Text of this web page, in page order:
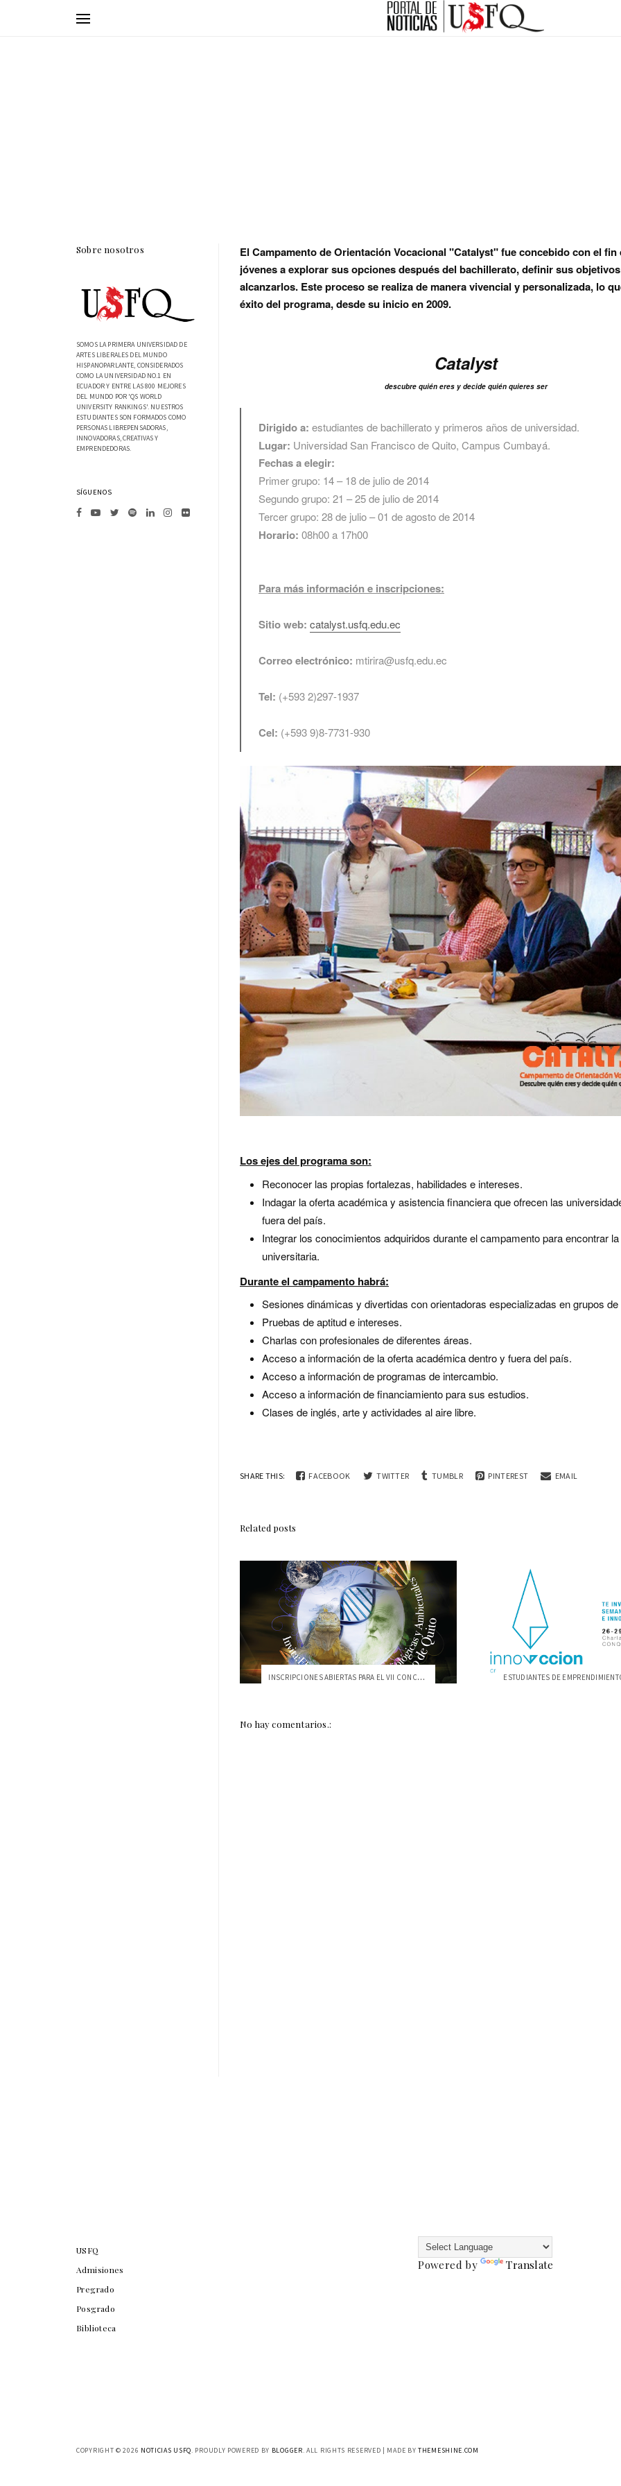
El Campamento de Orientación Vocacional "Catalyst" fue concebido con el fin
jóvenes a explorar sus opciones después del bachillerato, definir sus
alcanzarlos. Este proceso se realiza de manera vivencial y personalizada, lo
éxito del programa, desde su inicio en 2009.
Catalyst
descubre quién eres y decide quién quieres ser
Dirigido a: estudiantes de bachillerato y primeros años de universidad.
Lugar: Universidad San Francisco de Quito, Campus Cumbayá.
Fechas a elegir:
Primer grupo: 14 – 18 de julio de 2014
Segundo grupo: 21 – 25 de julio de 2014
Tercer grupo: 28 de julio – 01 de agosto de 2014
Horario: 08h00 a 17h00
Para más información e inscripciones:
Sitio web: catalyst.usfq.edu.ec
Correo electrónico: mtirira@usfq.edu.ec
Tel: (+593 2)297-1937
Cel: (+593 9)8-7731-930
Los ejes del programa son:
Reconocer las propias fortalezas, habilidades e intereses.
Indagar la oferta académica y asistencia financiera que ofrecen las
fuera del país.
Integrar los conocimientos adquiridos durante el campamento para encontrar
universitaria.
Durante el campamento habrá:
Sesiones dinámicas y divertidas con orientadoras especializadas en grupos
Pruebas de aptitud e intereses.
Charlas con profesionales de diferentes áreas.
Acceso a información de la oferta académica dentro y fuera del país.
Acceso a información de programas de intercambio.
Acceso a información de financiamiento para sus estudios.
Clases de inglés, arte y actividades al aire libre.
SHARE THIS: FACEBOOK TWITTER TUMBLR PINTEREST EMAIL
Related posts
INSCRIPCIONES ABIERTAS PARA EL VII CONCU...
No hay comentarios.:
Sobre nosotros
SOMOS LA PRIMERA UNIVERSIDAD DE
ARTES LIBERALES DEL MUNDO
HISPANOPARLANTE, CONSIDERADOS
COMO LA UNIVERSIDAD NO.1 EN
ECUADOR Y ENTRE LAS 800 MEJORES
DEL MUNDO POR 'QS WORLD
UNIVERSITY RANKINGS'. NUESTROS
ESTUDIANTES SON FORMADOS COMO
PERSONAS LIBREPENSADORAS,
INNOVADORAS, CREATIVAS Y
EMPRENDEDORAS.
SÍGUENOS
USFQ
Admisiones
Pregrado
Posgrado
Biblioteca
Powered by Translate
COPYRIGHT ©2026 NOTICIAS USFQ. PROUDLY POWERED BY BLOGGER. ALL RIGHTS RESERVED | MADE BYTHEMESHINE.COM